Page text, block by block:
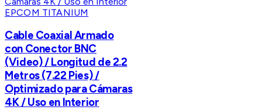
EPCOM TITANIUM
Cable Coaxial Armado
con Conector BNC
(Video) / Longitud de 2.2
Metros (7.22 Pies) /
Optimizado para Cámaras
4K / Uso en Interior